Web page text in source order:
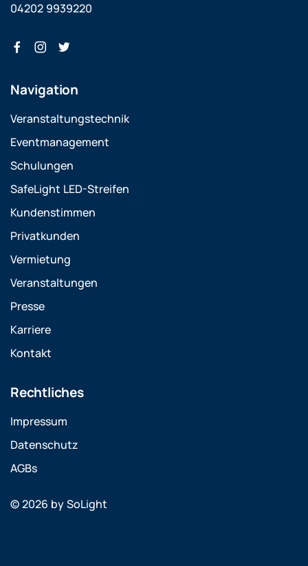
04202 9939220
Navigation
Veranstaltungstechnik
Eventmanagement
Schulungen
SafeLight LED-Streifen
Kundenstimmen
Privatkunden
Vermietung
Veranstaltungen
Presse
Karriere
Kontakt
Rechtliches
Impressum
Datenschutz
AGBs
© 2026 by SoLight